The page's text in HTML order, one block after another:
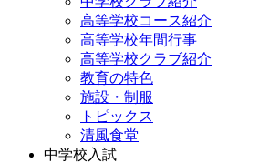
高等学校コース紹介
高等学校年間行事
高等学校クラブ紹介
教育の特色
施設・制服
トピックス
清風食堂
中学校入試